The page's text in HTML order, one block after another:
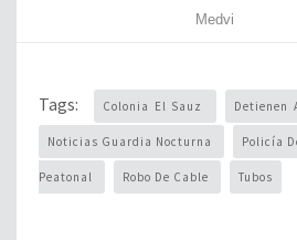
Tags: Colonia El Sauz Detienen
Noticias Guardia Nocturna Policía
Peatonal Robo De Cable Tubos